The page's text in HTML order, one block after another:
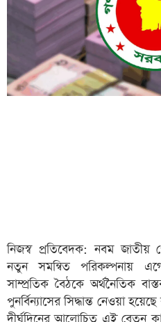
নিজস্ব প্রতিবেদক: নবম জাতীয়
নতুন সমন্বিত পরিকল্পনায়
সাম্প্রতিক বৈঠকে অর্থনৈতিক
পুনর্বিন্যাসের সিদ্ধান্ত নেওয়া